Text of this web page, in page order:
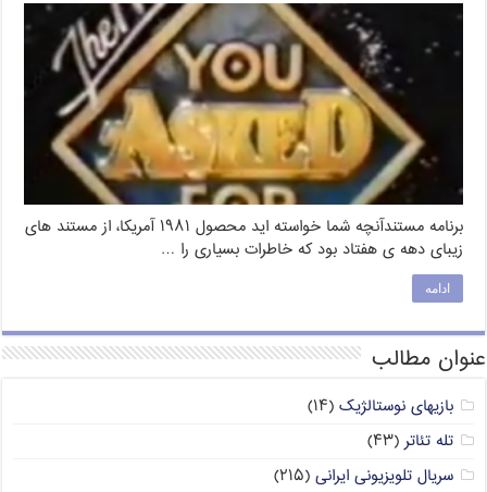
برنامه مستندآنچه شما خواسته اید محصول ۱۹۸۱ آمریکا، از مستند های
زیبای دهه ی هفتاد بود که خاطرات بسیاری را …
ادامه
عنوان مطالب
بازیهای نوستالژیک (۱۴)
تله تئاتر(۴۳)
سریال تلویزیونی ایرانی (۲۱۵)